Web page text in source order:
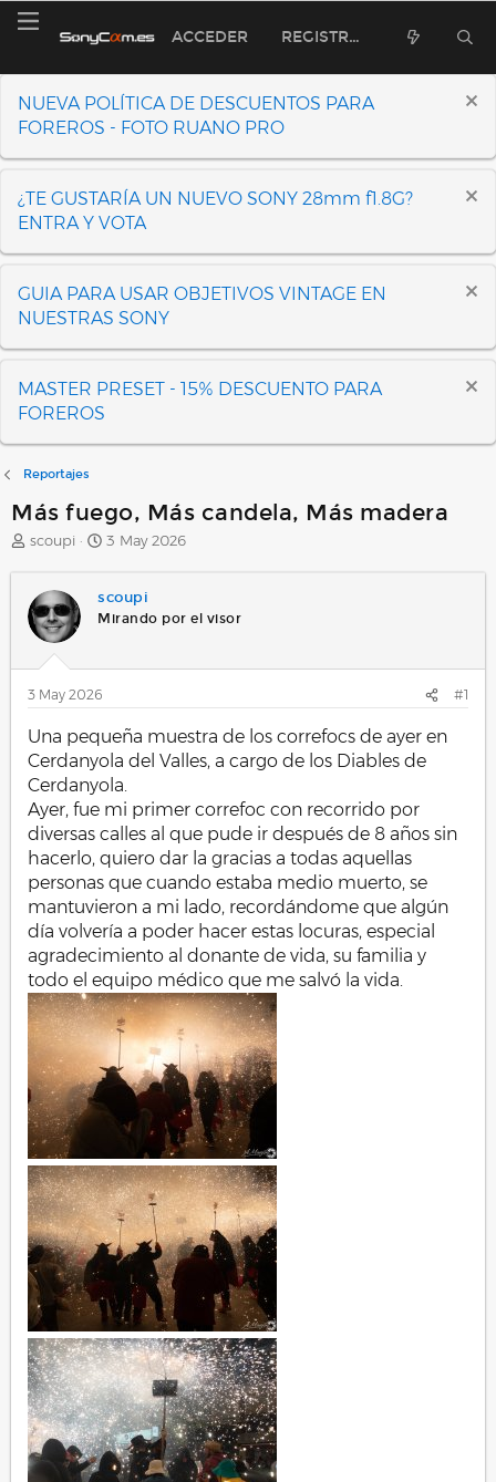
ACCEDER REGISTRARSE
NUEVA POLÍTICA DE DESCUENTOS PARA
FOREROS - FOTO RUANO PRO
¿TE GUSTARÍA UN NUEVO SONY 28mm f1.8G?
ENTRA Y VOTA
GUIA PARA USAR OBJETIVOS VINTAGE EN
NUESTRAS SONY
MASTER PRESET - 15% DESCUENTO PARA
FOREROS
Reportajes
Más fuego, Más candela, Más madera
A
o
r
scoupi
F
h
a
c
i
o
3 May 2026
scoupi
Mirando por el visor
3 May 2026 #1
Una pequeña muestra de los correfocs de ayer en
Cerdanyola del Valles, a cargo de los Diables de
Cerdanyola.
Ayer, fue mi primer correfoc con recorrido por
diversas calles al que pude ir después de 8 años sin
hacerlo, quiero dar la gracias a todas aquellas
personas que cuando estaba medio muerto, se
mantuvieron a mi lado, recordándome que algún
día volvería a poder hacer estas locuras, especial
agradecimiento al donante de vida, su familia y
todo el equipo médico que me salvó la vida.